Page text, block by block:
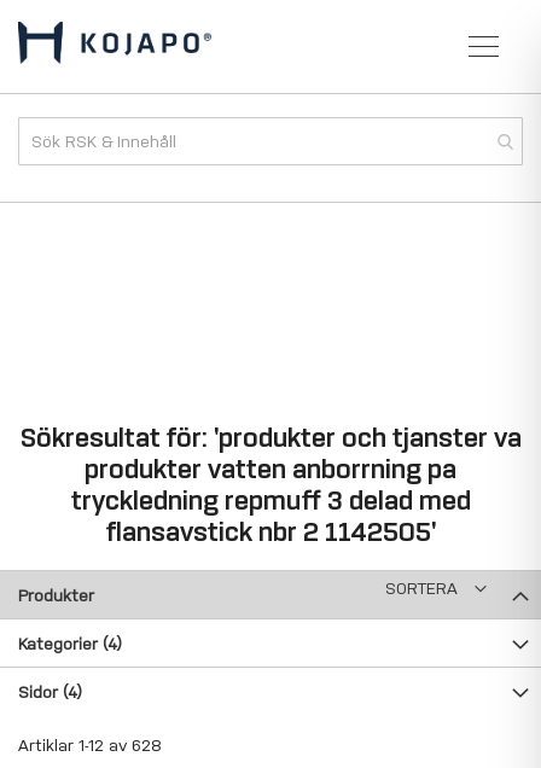
Sökresultat för: 'produkter och tjanster va
produkter vatten anborrning pa
tryckledning repmuff 3 delad med
flansavstick nbr 2 1142505'
Produkter
Kategorier (4)
Sidor (4)
Artiklar 1-12 av 628
SORTERA